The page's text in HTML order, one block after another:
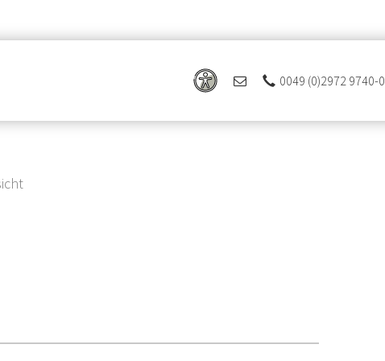
0049 (0)2972 9740-0